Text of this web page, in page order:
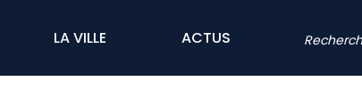
LA VILLE ACTUS